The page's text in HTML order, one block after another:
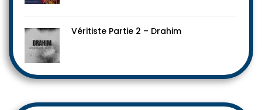
Véritiste Partie 2 – Drahim